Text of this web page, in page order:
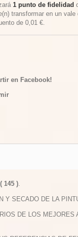
1 punto de fidelidad
transformar en un vale
de 0,01 €.
en Facebook!
145 ).
Y SECADO DE LA
DE LOS MEJORES